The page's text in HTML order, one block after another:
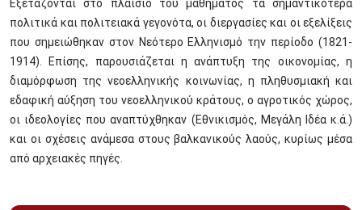
Εξετάζονται στο πλαίσιο του μαθήματος τα σημαντικότερα
πολιτικά και πολιτειακά γεγονότα, οι διεργασίες και οι εξελίξεις
που σημειώθηκαν στον Νεότερο Ελληνισμό την περίοδο (1821-
1914). Επίσης, παρουσιάζεται η ανάπτυξη της οικονομίας, η
διαμόρφωση της νεοελληνικής κοινωνίας, η πληθυσμιακή και
εδαφική αύξηση του νεοελληνικού κράτους, ο αγροτικός χώρος,
οι ιδεολογίες που αναπτύχθηκαν (Εθνικισμός, Μεγάλη Ιδέα κ.ά.)
και οι σχέσεις ανάμεσα στους βαλκανικούς λαούς, κυρίως μέσα
από αρχειακές πηγές.